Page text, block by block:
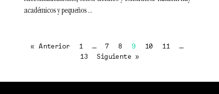
académicos y pequeños
« Anterior 1 … 7 8 9 10 11
…
13
Siguiente »